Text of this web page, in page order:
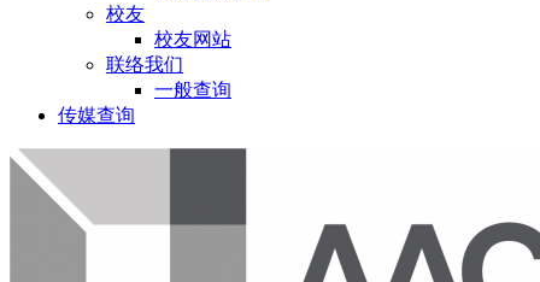
校友
校友网站
联络我们
一般查询
传媒查询